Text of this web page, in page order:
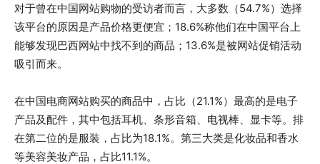
对于曾在中国网站购物的受访者而言，大多数（54.7%）选择
该平台的原因是产品价格更便宜；18.6%称他们在中国平台上
能够发现巴西网站中找不到的商品；13.6%是被网站促销活动
吸引而来。
在中国电商网站购买的商品中，占比（21.1%）最高的是电子
产品及配件，其中包括耳机、条形音箱、电视棒、显卡等。排
在第二位的是服装，占比为18.1%。第三大类是化妆品和香水
等美容美妆产品，占比11.1%。